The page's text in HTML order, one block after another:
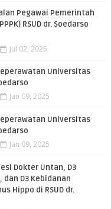
Pegawai Pemerintah
RSUD dr. Soedarso
Jul 02, 2025
Universitas
Jan 09, 2025
Universitas
Jan 09, 2025
Dokter Untan, D3
dan D3 Kebidanan
Hippo di RSUD dr.